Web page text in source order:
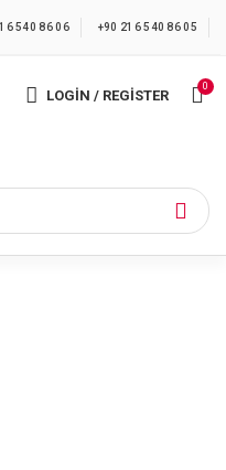
540 86 06 +90 216 540 86 05
LOGIN / REGISTER
0